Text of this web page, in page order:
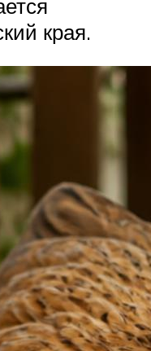
края.